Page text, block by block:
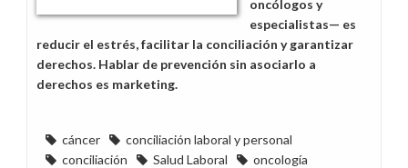
trabajo
oncólogos y
especialistas— es
reducir el estrés, facilitar la conciliación y garantizar
derechos. Hablar de prevención sin asociarlo a
derechos es marketing.
cáncer
conciliación laboral y personal
conciliación
Salud Laboral oncología